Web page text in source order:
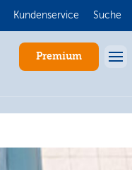
Kundenservice Suche
Premium